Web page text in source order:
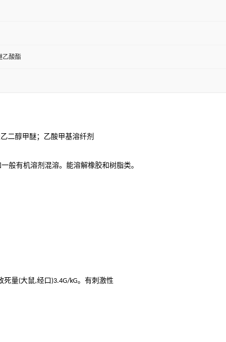
乙酸酯
二醇甲醚；乙酸甲基溶纤剂
般有机溶剂混溶。能溶解橡胶和树脂类。
死量(大鼠 ,经口 )3.4G/kG。有刺激性